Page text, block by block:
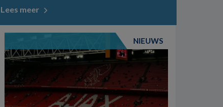
Lees meer
NIEUWS